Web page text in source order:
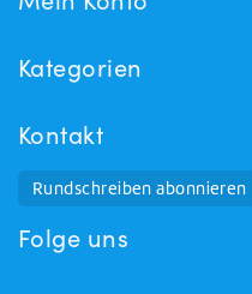
Kategorien
Kontakt
Rundschreiben abonnieren
Folge uns